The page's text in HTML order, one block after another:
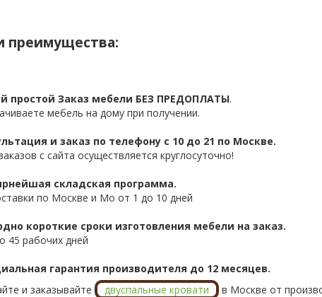
преимущества:
простой Заказ мебели БЕЗ ПРЕДОПЛАТЫ.
мебель на дому при получении.
и заказ по телефону с 10 до 21 по Москве.
с сайта осуществляется круглосуточно!
складская программа.
по Москве и Мо от 1 до 10 дней
короткие сроки изготовления мебели на заказ.
45 рабочих дней
гарантия производителя до 12 месяцев.
и заказывайте
двуспальные кровати в Москве от